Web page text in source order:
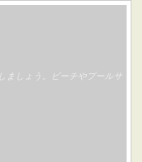
ましょう。ビーチやプールサ